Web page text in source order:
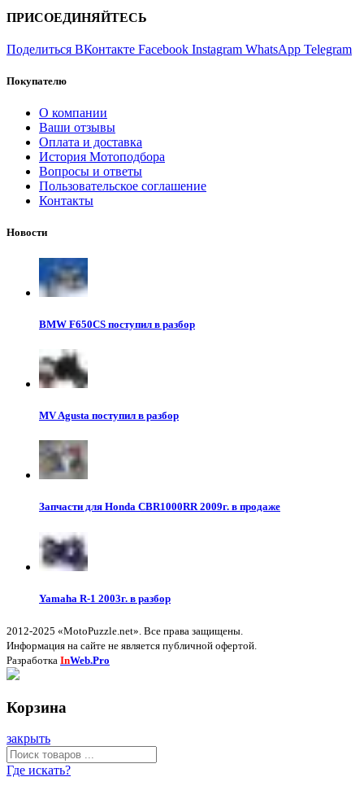
ПРИСОЕДИНЯЙТЕСЬ
Поделиться ВКонтакте Facebook Instagram WhatsApp Telegram
Покупателю
О компании
Ваши отзывы
Оплата и доставка
История Мотоподбора
Вопросы и ответы
Пользовательское соглашение
Контакты
Новости
BMW F650CS поступил в разбор
MV Agusta поступил в разбор
Запчасти для Honda CBR1000RR 2009г. в продаже
Yamaha R-1 2003г. в разбор
2012-2025 «MotoPuzzle.net». Все права защищены.
Информация на сайте не является публичной офертой.
Разработка InWeb.Pro
Корзина
закрыть
Где искать?